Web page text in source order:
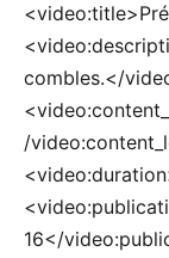
combles.</
/
16</